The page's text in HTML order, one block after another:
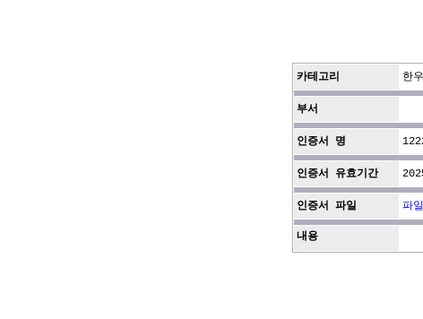
카테고리 한우
부서
인증서 명
인증서 유효기간
인증서 파일 파
내용